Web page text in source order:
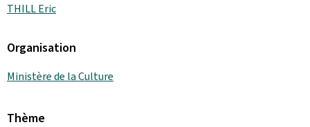
THILL Eric
Organisation
Ministère de la Culture
Thème